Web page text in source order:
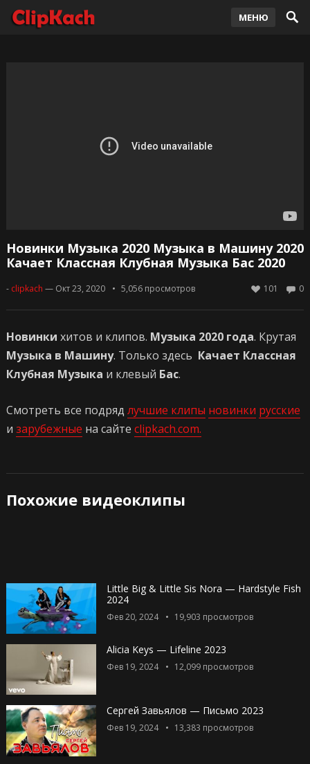
МЕНЮ
Новинки Музыка 2020 Музыка в Машину 2020
Качает Классная Клубная Музыка Бас 2020
- clipkach — Окт 23, 2020 5,056просмотров 0
101
Новинки хитов и клипов. Музыка 2020 года. Крутая
Музыка в Машину. Только здесь Качает Классная
Клубная Музыка и клевый Бас.
Смотреть все подряд лучшие клипы новинки русские
и зарубежные на сайте clipkach.com.
Похожие видеоклипы
Little Big & Little Sis Nora — Hardstyle Fish
2024
Фев 20, 2024 19,903 просмотров
Alicia Keys — Lifeline 2023
Фев 19, 2024 12,099просмотров
Сергей Завьялов — Письмо 2023
Фев 19, 2024 13,383 просмотров